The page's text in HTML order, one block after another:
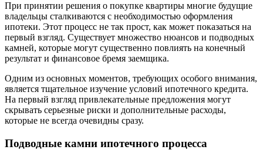
При принятии решения о покупке квартиры многие будущие
владельцы сталкиваются с необходимостью оформления
ипотеки. Этот процесс не так прост, как может показаться на
первый взгляд. Существует множество нюансов и подводных
камней, которые могут существенно повлиять на конечный
результат и финансовое бремя заемщика.
Одним из основных моментов, требующих особого внимания,
является тщательное изучение условий ипотечного кредита.
На первый взгляд привлекательные предложения могут
скрывать серьезные риски и дополнительные расходы,
которые не всегда очевидны сразу.
Подводные камни ипотечного процесса